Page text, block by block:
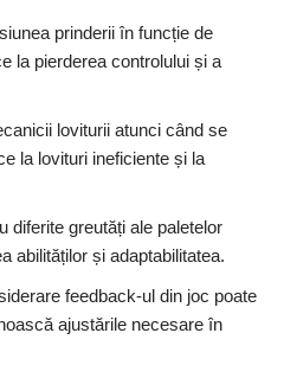
prinderii în funcție de
la pierderea controlului și a
loviturii atunci când se
la lovituri ineficiente și la
diferite greutăți ale paletelor
abilităților și adaptabilitatea.
feedback-ul din joc poate
ajustările necesare în